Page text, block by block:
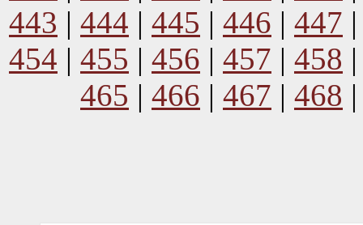
443 | 444 | 445 | 446 | 447
454 | 455 | 456 | 457 | 458
465 | 466 | 467 | 468